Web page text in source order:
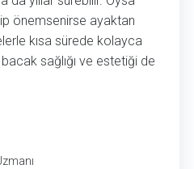
önemsenirse ayaktan
kısa sürede kolayca
sağlığı ve estetiği de